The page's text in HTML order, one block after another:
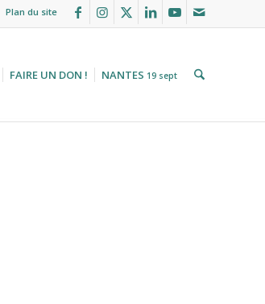
Plan du site
FAIRE UN DON ! NANTES 19 sept